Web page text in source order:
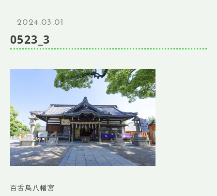
GALLERY
ギャラリー
ニュース
BLOG
SHOP INFO
店舗情報
CONCEPT
コンセプト
お問い合わせ
2024.03.01
0523_3
百舌鳥八幡宮